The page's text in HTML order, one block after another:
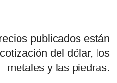
publicados están
del dólar, los
metales y las piedras.